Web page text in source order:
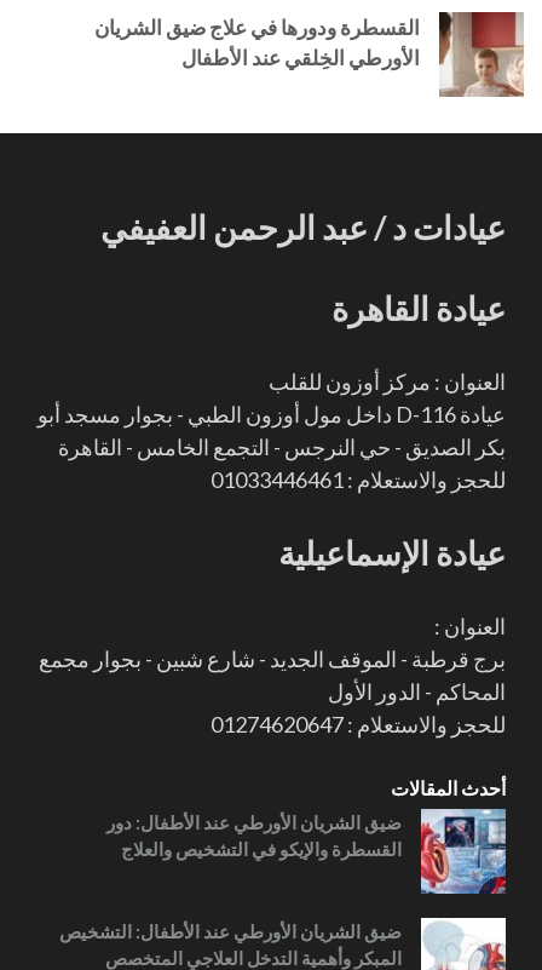
القسطرة ودورها في علاج ضيق الشريان
الأورطي الخِلقي عند الأطفال
عيادات د / عبد الرحمن العفيفي
عيادة القاهرة
العنوان : مركز أوزون للقلب
عيادة D-116 داخل مول أوزون الطبي - بجوار مسجد أبو
بكر الصديق - حي النرجس - التجمع الخامس - القاهرة
للحجز والاستعلام : 01033446461
عيادة الإسماعيلية
العنوان :
برج قرطبة - الموقف الجديد - شارع شبين - بجوار مجمع
المحاكم - الدور الأول
للحجز والاستعلام : 01274620647
أحدث المقالات
ضيق الشريان الأورطي عند الأطفال: دور
القسطرة والإيكو في التشخيص والعلاج
ضيق الشريان الأورطي عند الأطفال: التشخيص
المبكر وأهمية التدخل العلاجي المتخصص